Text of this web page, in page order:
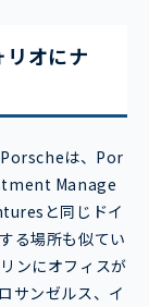
オにナ
Porscheは、Por
Manage
と同じドイ
る場所も似てい
ンにオフィスが
サンゼルス、イ